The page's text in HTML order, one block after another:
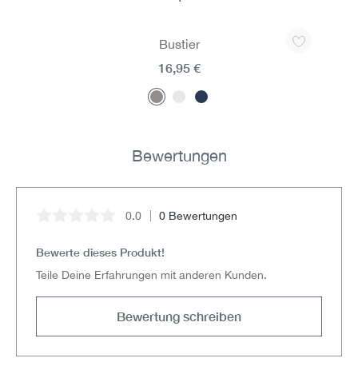
Bustier
16,95 €
Bewertungen
Durchschnittliche Bewertung von 0 von 5 Sternen
0.0 0 Bewertungen
Bewerte dieses Produkt!
Teile Deine Erfahrungen mit anderen Kunden.
Bewertung schreiben